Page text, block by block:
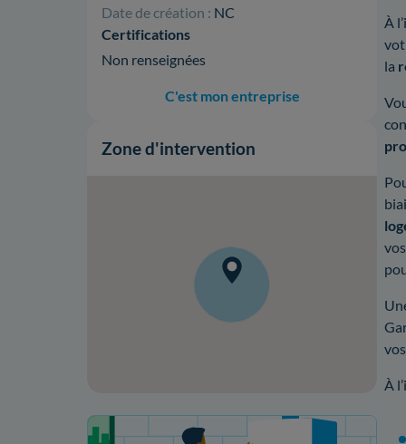
Date de création : NC
Certifications
Non renseignées
C'est mon entreprise
Zone d'intervention
Votre projet de rénovation
À
la
À